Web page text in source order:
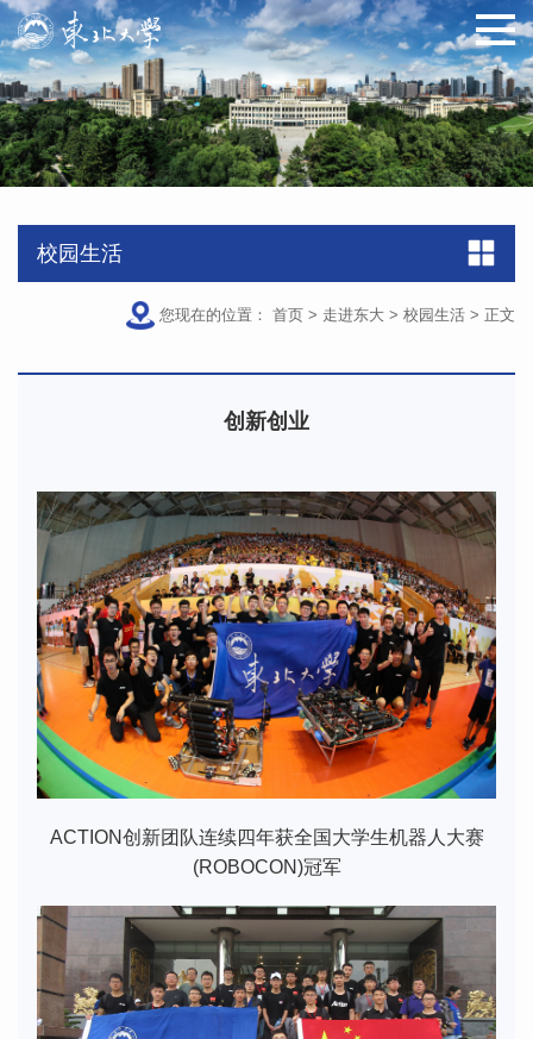
校园生活
您现在的位置： 首页 > 走进东大 > 校园生活 > 正文
创新创业
ACTION创新团队连续四年获全国大学生机器人大赛
(ROBOCON)冠军
原图